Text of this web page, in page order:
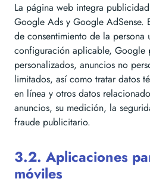
La página web integra
Google Ads y Google AdSense.
de consentimiento de la persona
configuración aplicable, Google
personalizados, anuncios no
limitados, así como tratar datos
en línea y otros datos
anuncios, su medición, la
fraude publicitario.
3.2. Aplicaciones
móviles